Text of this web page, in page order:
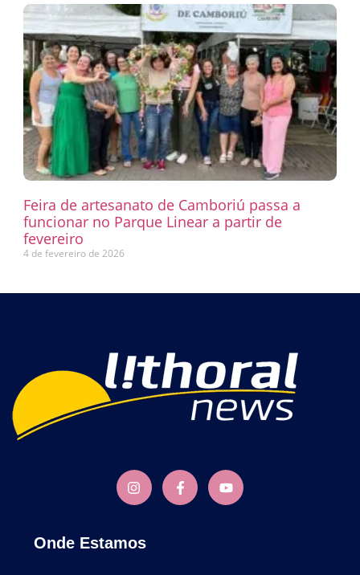
Feira de artesanato de Camboriú passa a
funcionar no Parque Linear a partir de
fevereiro
4 de fevereiro de 2026
Onde Estamos